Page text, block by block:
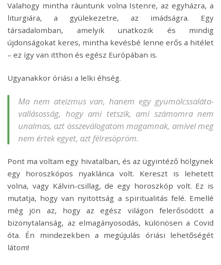
Valahogy mintha ráuntunk volna Istenre, az egyházra, a
liturgiára, a gyülekezetre, az imádságra. Egy
társadalomban, amelyik unatkozik és mindig
újdonságokat keres, mintha kevésbé lenne erős a hitélet
– ez így van itthon és egész Európában is.
Ugyanakkor óriási a lelki éhség.
Ma nem ateizmus van, hanem egy gyümölcssaláta-
vallásosság, hogy ami tetszik, ami számomra nem
unalmas, azt összeválogatom magamnak, amivel meg
nem értek egyet, azt félresöpröm.
Pont ma voltam egy hivatalban, és az ügyintéző hölgynek
egy horoszkópos nyaklánca volt. Kereszt is lehetett
volna, vagy Kálvin-csillag, de egy horoszkóp volt. Ez is
mutatja, hogy van nyitottság a spiritualitás felé. Emellé
még jön az, hogy az egész világon felerősödött a
bizonytalanság, az elmagányosodás, különösen a Covid
óta. Én mindezekben a megújulás óriási lehetőségét
látom!